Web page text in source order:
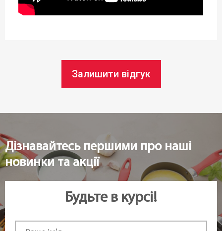
Залишити відгук
Дізнавайтесь першими про наші
новинки та акції
Будьте в курсі!